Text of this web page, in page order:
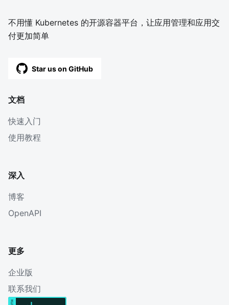
不用懂 Kubernetes 的开源容器平台，让应用管理和应用交
付更加简单
Star us on GitHub
文档
快速入门
使用教程
深入
博客
OpenAPI
更多
企业版
联系我们